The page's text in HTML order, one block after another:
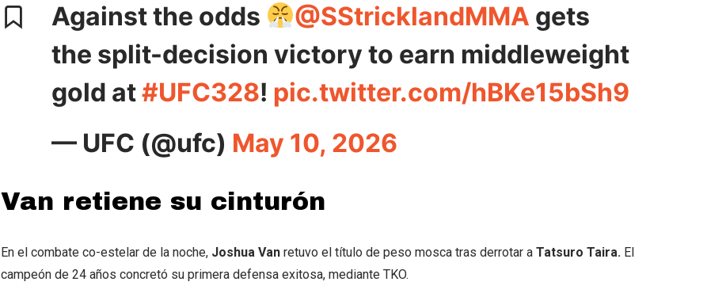
Against the odds @SStricklandMMA gets
the split-decision victory to earn middleweight
gold at#UFC328! pic.twitter.com/hBKe15bSh9
— UFC (@ufc) May 10, 2026
Van retiene su cinturón
En el combate co-estelar de la noche, Joshua Van retuvo el título de peso mosca tras derrotar a Tatsuro Taira. El
campeón de 24 años concretó su primera defensa exitosa, mediante TKO.